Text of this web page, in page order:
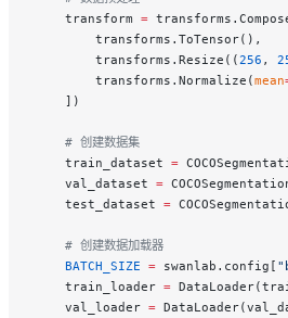
    transform
=
        transforms.ToTensor(),
        transforms.Resize((
256 ,
        transforms.Normalize(
mean
    ])
    # 创建数据集
    train_dataset
=
    val_dataset
=
    test_dataset
=
    # 创建数据加载器
    BATCH_SIZE
= swanlab.config[
    train_loader
=
    val_loader
=